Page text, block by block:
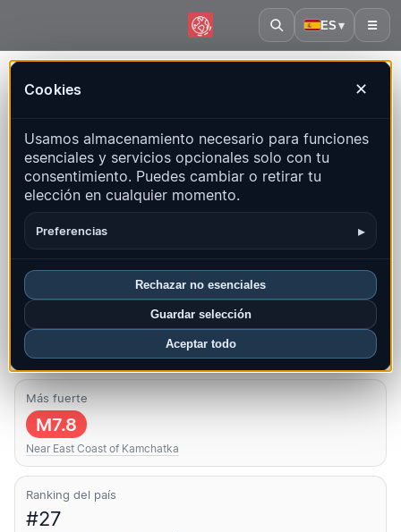
ES ▾ ☰
Cookies ✕
Usamos almacenamiento necesario para funciones
esenciales y servicios opcionales solo con tu
consentimiento. Puedes cambiar o retirar tu
elección en cualquier momento.
Preferencias ▸
Rechazar no esenciales
Guardar selección
Aceptar todo
Mapa en vivo, estadísticas y eventos recientes
Abrir mapa histórico Últimos en este país
Resumen Mapa
FAQ
Sismos este mes
7
Último UTC: 2026-08-06 14:11:42
Más fuerte
M7.8
Near East Coast of Kamchatka
Ranking del país
#27